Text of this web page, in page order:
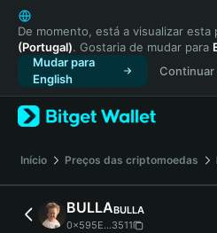
English
日本語
Tiếng Việt
Русский
Español (Latinoamérica)
Türkçe
Français
Deutsch
简体中文
繁體中文
De momento, está a visualizar esta
(Portugal). Gostaria de mudar para
Mudar para
English
Continuar
Início Preços das criptomoedas
BULLABULLA
0x595E...3511